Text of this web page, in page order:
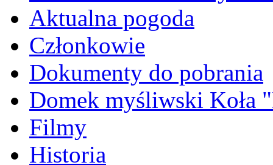
Aktualna pogoda
Członkowie
Dokumenty do pobrania
Domek myśliwski Koła
Filmy
Historia